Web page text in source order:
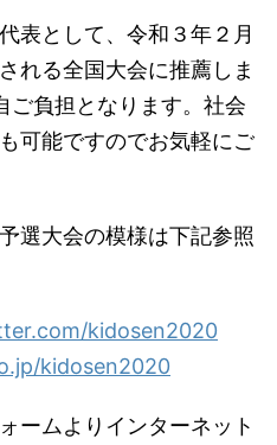
表として、令和３年２月
れる全国大会に推薦しま
ご負担となります。社会
可能ですのでお気軽にご
選大会の模様は下記参照
kidosen2020
kidosen2020
ームよりインターネット